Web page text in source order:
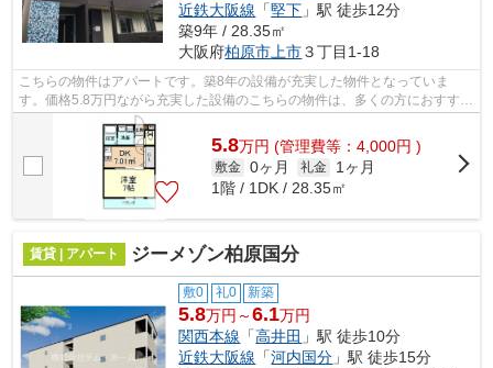
近鉄大阪線 「堅下 」駅 徒歩12分
築9年 / 28.35㎡
大阪府柏原市上市３丁目1-18
こちらの物件はアパートです。築8年の設備が充実した物件となっていま
す。価格5.8万円ながら充実した設備のこちらの物件は、多くの方におすすめ
です。気になるイチオシ物件情報：「ア...
5.8万円 (管理費等：4,000円 )
敷金 0ヶ月 礼金
1ヶ月
1階 / 1DK / 28.35㎡
賃貸 | アパート ジーメゾン柏原国分
敷0 礼0 新築
5.8万円～6.1万円
関西本線 「高井田 」駅 徒歩10分
近鉄大阪線 「河内国分 」駅 徒歩15分